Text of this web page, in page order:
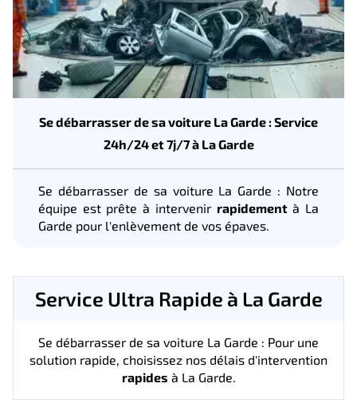
Se débarrasser de sa voiture La Garde : Service
24h/24 et 7j/7 à La Garde
Se débarrasser de sa voiture La Garde : Notre
équipe est prête à intervenir rapidementà La
Garde pour l'enlèvement de vos épaves.
Service Ultra Rapide à La Garde
Se débarrasser de sa voiture La Garde : Pour une
solution rapide, choisissez nos délais d'intervention
rapides à La Garde.